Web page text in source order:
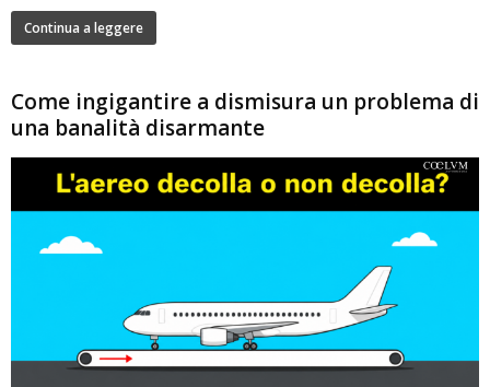
Continua a leggere
Come ingigantire a dismisura un problema di
una banalità disarmante